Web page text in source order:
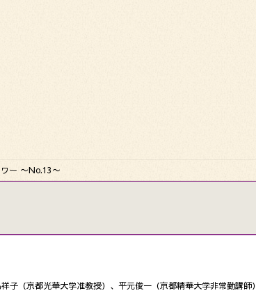
ー 〜No.13〜
子（京都光華大学准教授）、平元俊一（京都精華大学非常勤講師）